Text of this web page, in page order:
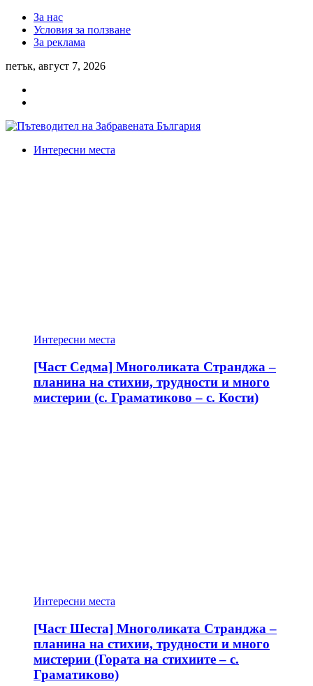
За нас
Условия за ползване
За реклама
петък, август 7, 2026
Интересни места
Интересни места
[Част Седма] Многоликата Странджа –
планина на стихии, трудности и много
мистерии (с. Граматиково – с. Кости)
Интересни места
[Част Шеста] Многоликата Странджа –
планина на стихии, трудности и много
мистерии (Гората на стихиите – с.
Граматиково)